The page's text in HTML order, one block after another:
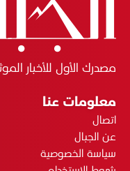
مصدرك الأول للأخبار
معلومات عنا
اتصال
عن الجبال
سياسة الخصوصية